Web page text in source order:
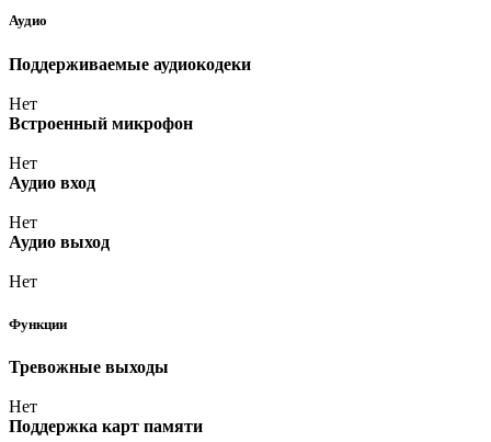
Аудио
Поддерживаемые аудиокодеки
Нет
Встроенный микрофон
Нет
Аудио вход
Нет
Аудио выход
Нет
Функции
Тревожные выходы
Нет
Поддержка карт памяти